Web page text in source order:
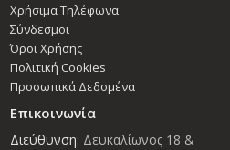
Χρήσιμα Τηλέφωνα
Σύνδεσμοι
Όροι Χρήσης
Πολιτική Cookies
Προσωπικά Δεδομένα
Επικοινωνία
Διεύθυνση: Δευκαλίωνος 18 &